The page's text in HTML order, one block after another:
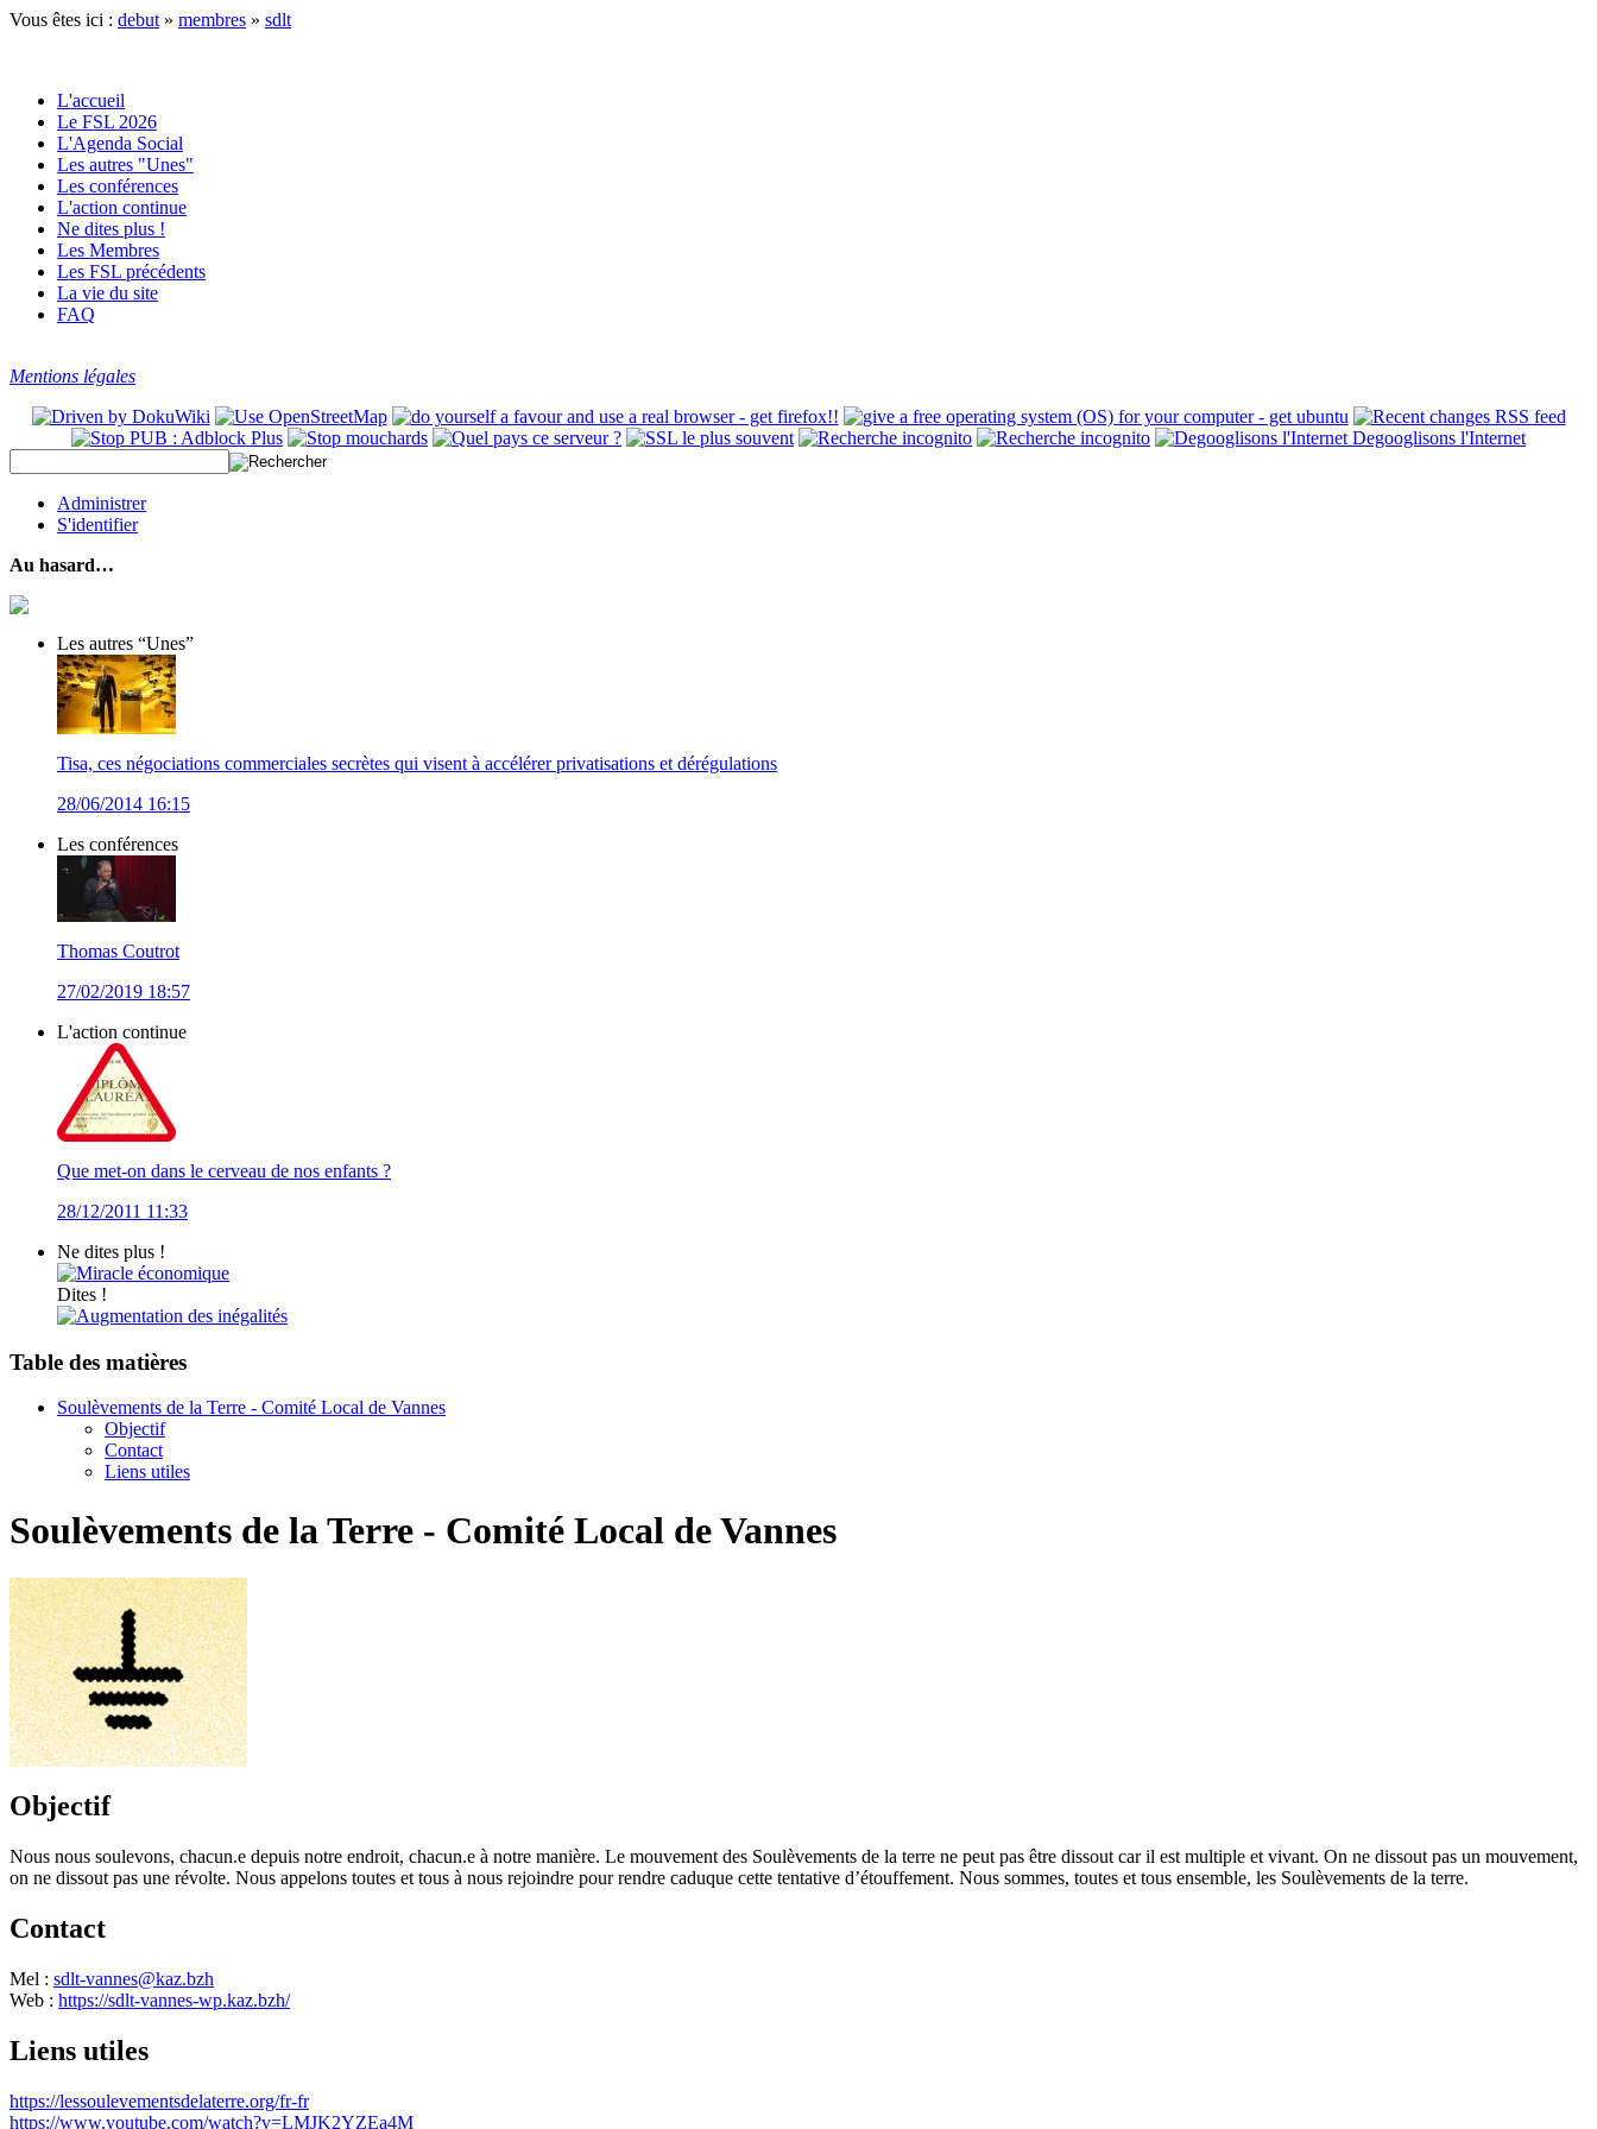
Vous êtes ici : debut » membres » sdlt
L'accueil
Le FSL 2026
L'Agenda Social
Les autres "Unes"
Les conférences
L'action continue
Ne dites plus !
Les Membres
Les FSL précédents
La vie du site
FAQ
Mentions légales
Degooglisons l'Internet
Administrer
S'identifier
Au hasard…
Les autres “Unes”
Tisa, ces négociations commerciales secrètes qui visent à accélérer privatisations et dérégulations
28/06/2014 16:15
Les conférences
Thomas Coutrot
27/02/2019 18:57
L'action continue
Que met-on dans le cerveau de nos enfants ?
28/12/2011 11:33
Ne dites plus !
Miracle économique
Dites !
Augmentation des inégalités
Table des matières
Soulèvements de la Terre - Comité Local de Vannes
Objectif
Contact
Liens utiles
Soulèvements de la Terre - Comité Local de Vannes
Objectif
Nous nous soulevons, chacun.e depuis notre endroit, chacun.e à notre manière. Le mouvement des Soulèvements de la terre ne peut pas être dissout car il est multiple et vivant. On ne dissout pas un mouvement,
on ne dissout pas une révolte. Nous appelons toutes et tous à nous rejoindre pour rendre caduque cette tentative d’étouffement. Nous sommes, toutes et tous ensemble, les Soulèvements de la terre.
Contact
Mel : sdlt-vannes@kaz.bzh
Web : https://sdlt-vannes-wp.kaz.bzh/
Liens utiles
https://lessoulevementsdelaterre.org/fr-fr
https://www.youtube.com/watch?v=LMJK2YZEa4M